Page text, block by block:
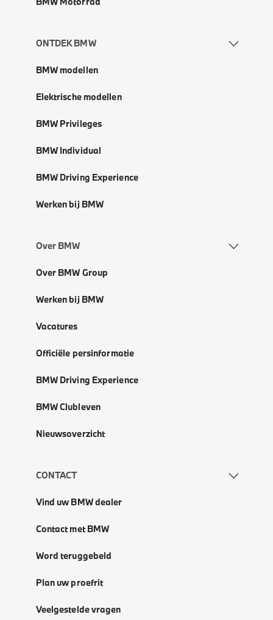
ONTDEK BMW
BMW modellen
Elektrische modellen
BMW Privileges
BMW Individual
BMW Driving Experience
Werken bij BMW
Over BMW
Over BMW Group
Werken bij BMW
Vacatures
Officiële persinformatie
BMW Driving Experience
BMW Clubleven
Nieuwsoverzicht
CONTACT
Vind uw BMW dealer
Contact met BMW
Word teruggebeld
Plan uw proefrit
Veelgestelde vragen